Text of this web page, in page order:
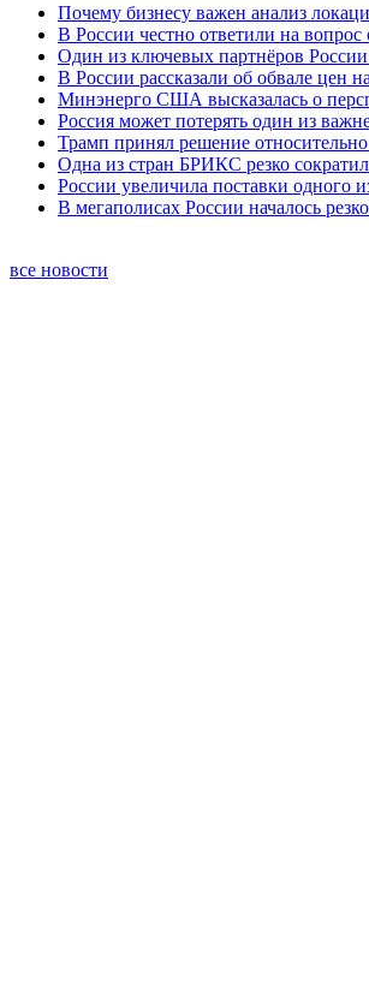
Почему бизнесу важен анализ
В России честно ответили на
Один из ключевых партнёров
В России рассказали об обвале цен
Минэнерго США высказалась о
Россия может потерять один из
Трамп принял решение
Одна из стран БРИКС резко
России увеличила поставки одного
В мегаполисах России началось
все новости